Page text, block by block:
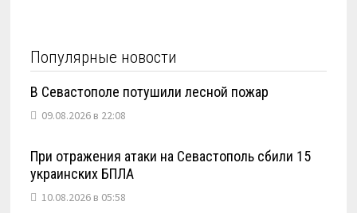
Популярные новости
В Севастополе потушили лесной пожар
09.08.2026 в 22:08
При отражения атаки на Севастополь сбили 15
украинских БПЛА
10.08.2026 в 05:58